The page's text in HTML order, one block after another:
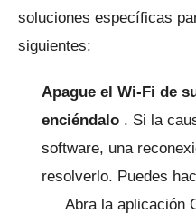
soluciones específicas
siguientes:
Apague el Wi-Fi de
enciéndalo . Si la
software, una
resolverlo. Puedes
Abra la aplicación